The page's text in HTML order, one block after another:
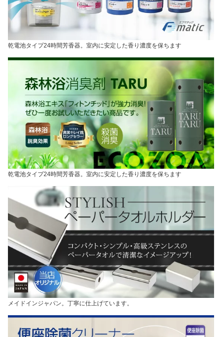
乾電池タイプ24時間芳香器。室内に安定した香り濃度を保ちます
乾電池タイプ24時間芳香器。室内に安定した香り濃度を保ちます
メイドインジャパン。丁寧に仕上げています。